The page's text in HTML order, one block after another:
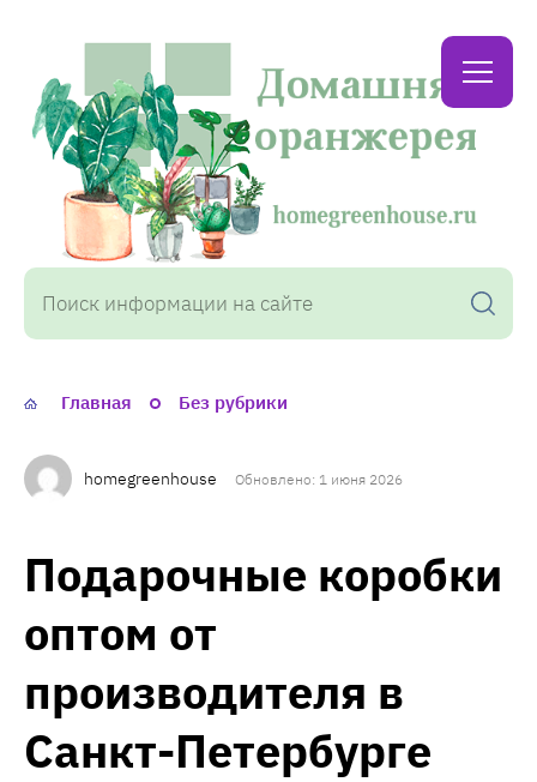
Домашняя
оранжерея
Главная Без рубрики
homegreenhouse Обновлено: 1 июня 2026
Подарочные коробки
оптом от
производителя в
Санкт-Петербурге